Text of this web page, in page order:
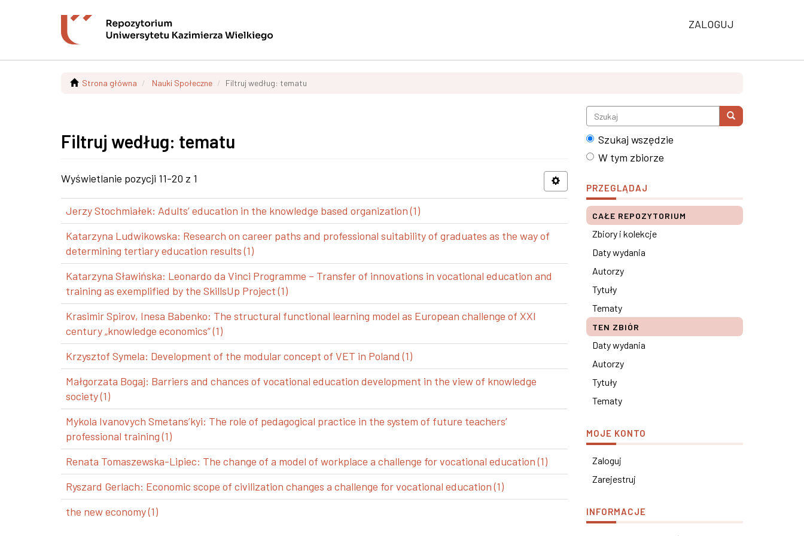
ZALOGUJ
Strona główna Nauki Społeczne Filtruj według: tematu
Filtruj według: tematu
Wyświetlanie pozycji 11-20 z 1
Jerzy Stochmiałek: Adults’ education in the knowledge based organization (1)
Katarzyna Ludwikowska: Research on career paths and professional suitability of graduates as the way of
determining tertiary education results (1)
Katarzyna Sławińska: Leonardo da Vinci Programme – Transfer of innovations in vocational education and
training as exemplified by the SkillsUp Project (1)
Krasimir Spirov, Inesa Babenko: The structural functional learning model as European challenge of XXI
century „knowledge economics” (1)
Krzysztof Symela: Development of the modular concept of VET in Poland (1)
Małgorzata Bogaj: Barriers and chances of vocational education development in the view of knowledge
society (1)
Mykola Ivanovych Smetans’kyi: The role of pedagogical practice in the system of future teachers’
professional training (1)
Renata Tomaszewska-Lipiec: The change of a model of workplace a challenge for vocational education (1)
Ryszard Gerlach: Economic scope of civilization changes a challenge for vocational education (1)
the new economy (1)
Szukaj wszędzie
W tym zbiorze
PRZEGLĄDAJ
CAŁE REPOZYTORIUM
Zbiory i kolekcje
Daty wydania
Autorzy
Tytuły
Tematy
TEN ZBIÓR
Daty wydania
Autorzy
Tytuły
Tematy
MOJE KONTO
Zaloguj
Zarejestruj
INFORMACJE